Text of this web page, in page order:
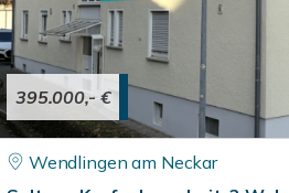
395.000,- €
Wendlingen am Neckar